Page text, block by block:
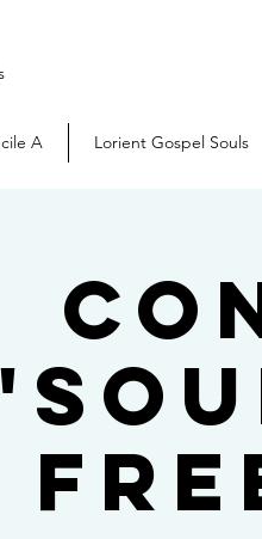
A Lorient Gospel Souls